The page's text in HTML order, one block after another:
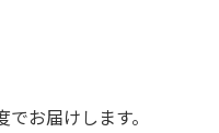
お届けします。